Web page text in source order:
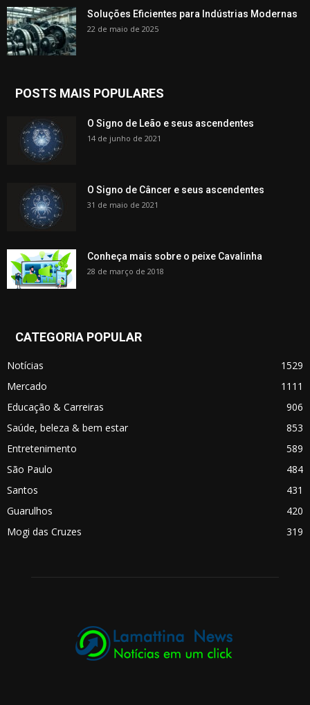
Soluções Eficientes para Indústrias Modernas
22 de maio de 2025
POSTS MAIS POPULARES
O Signo de Leão e seus ascendentes
14 de junho de 2021
O Signo de Câncer e seus ascendentes
31 de maio de 2021
Conheça mais sobre o peixe Cavalinha
28 de março de 2018
CATEGORIA POPULAR
Notícias
1529
Mercado
1111
Educação & Carreiras
906
Saúde, beleza & bem estar
853
Entretenimento
589
São Paulo
484
Santos
431
Guarulhos
420
Mogi das Cruzes
319